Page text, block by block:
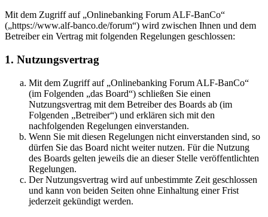
Mit dem Zugriff auf „Onlinebanking Forum ALF-BanCo“
(„https://www.alf-banco.de/forum“) wird zwischen Ihnen und dem
Betreiber ein Vertrag mit folgenden Regelungen geschlossen:
1. Nutzungsvertrag
Mit dem Zugriff auf „Onlinebanking Forum ALF-BanCo“
(im Folgenden „das Board“) schließen Sie einen
Nutzungsvertrag mit dem Betreiber des Boards ab (im
Folgenden „Betreiber“) und erklären sich mit den
nachfolgenden Regelungen einverstanden.
Wenn Sie mit diesen Regelungen nicht einverstanden sind, so
dürfen Sie das Board nicht weiter nutzen. Für die Nutzung
des Boards gelten jeweils die an dieser Stelle veröffentlichten
Regelungen.
Der Nutzungsvertrag wird auf unbestimmte Zeit geschlossen
und kann von beiden Seiten ohne Einhaltung einer Frist
jederzeit gekündigt werden.